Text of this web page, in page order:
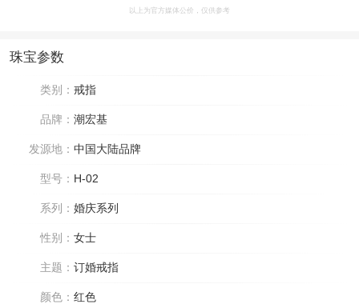
以上为官方媒体公价，仅供参考
珠宝参数
类别： 戒指
品牌： 潮宏基
发源地： 中国大陆品牌
型号： H-02
系列： 婚庆系列
性别： 女士
主题： 订婚戒指
颜色： 红色